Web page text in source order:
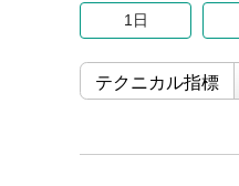
1日
テクニカル指標